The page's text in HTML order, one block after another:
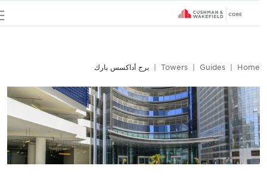
Home
Guides
Towers برج أداكسس بارك